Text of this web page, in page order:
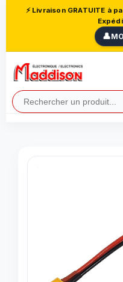
⚡ Livraison GRATUITE à
👤